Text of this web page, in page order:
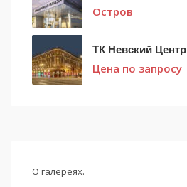
Остров
ТК Невский Центр
Цена по запросу
О галереях.